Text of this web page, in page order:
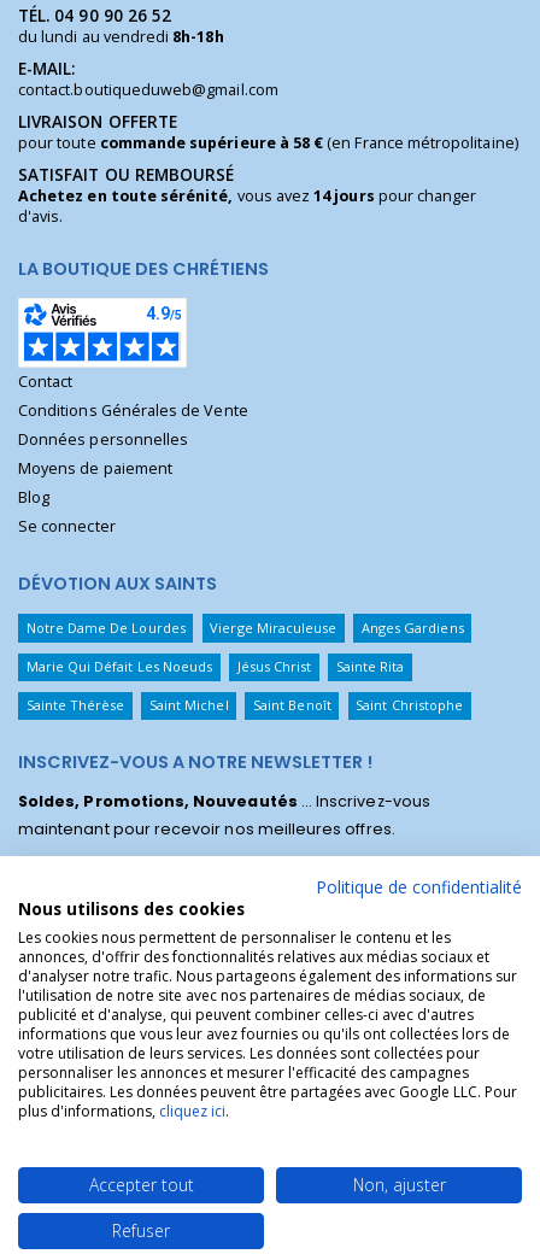
TÉL. 04 90 90 26 52
du lundi au vendredi 8h-18h
E-MAIL:
contact.boutiqueduweb@gmail.com
LIVRAISON OFFERTE
pour toute commande supérieure à 58 €(en France métropolitaine)
SATISFAIT OU REMBOURSÉ
Achetez en toute sérénité, vous avez14 jours pour changer
d'avis.
LA BOUTIQUE DES CHRÉTIENS
Contact
Conditions Générales de Vente
Données personnelles
Moyens de paiement
Blog
Se connecter
DÉVOTION AUX SAINTS
Notre Dame De Lourdes Vierge Miraculeuse Anges Gardiens
Marie Qui Défait Les Noeuds Jésus Christ Sainte Rita
Sainte Thérèse Saint Michel Saint Benoît Saint Christophe
INSCRIVEZ-VOUS A NOTRE NEWSLETTER !
Soldes, Promotions, Nouveautés ... Inscrivez-vous
maintenant pour recevoir nos meilleures offres.
La Boutique des Chrétiens © | La boutique religieuse chrétienne de
référence !.
Politique de confidentialité
Nous utilisons des cookies
Les cookies nous permettent de personnaliser le contenu et les
annonces, d'offrir des fonctionnalités relatives aux médias sociaux et
d'analyser notre trafic. Nous partageons également des informations sur
l'utilisation de notre site avec nos partenaires de médias sociaux, de
publicité et d'analyse, qui peuvent combiner celles-ci avec d'autres
informations que vous leur avez fournies ou qu'ils ont collectées lors de
votre utilisation de leurs services. Les données sont collectées pour
personnaliser les annonces et mesurer l'efficacité des campagnes
publicitaires. Les données peuvent être partagées avec Google LLC. Pour
plus d'informations, cliquez ici.
Accepter tout
Non, ajuster
Refuser